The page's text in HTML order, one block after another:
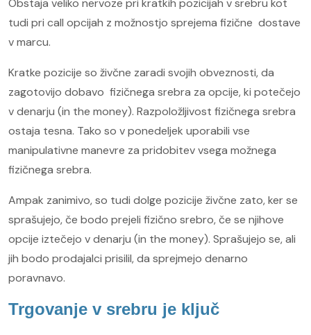
Obstaja veliko nervoze pri kratkih pozicijah v srebru kot
tudi pri call opcijah z možnostjo sprejema fizične dostave
v marcu.
Kratke pozicije so živčne zaradi svojih obveznosti, da
zagotovijo dobavo fizičnega srebra za opcije, ki potečejo
v denarju (in the money). Razpoložljivost fizičnega srebra
ostaja tesna. Tako so v ponedeljek uporabili vse
manipulativne manevre za pridobitev vsega možnega
fizičnega srebra.
Ampak zanimivo, so tudi dolge pozicije živčne zato, ker se
sprašujejo, če bodo prejeli fizično srebro, če se njihove
opcije iztečejo v denarju (in the money). Sprašujejo se, ali
jih bodo prodajalci prisilil, da sprejmejo denarno
poravnavo.
Trgovanje v srebru je ključ